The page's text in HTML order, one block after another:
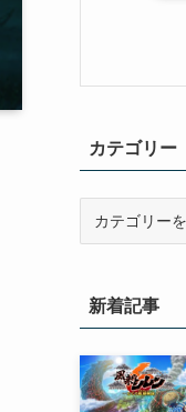
カテゴリー
ー新着記事